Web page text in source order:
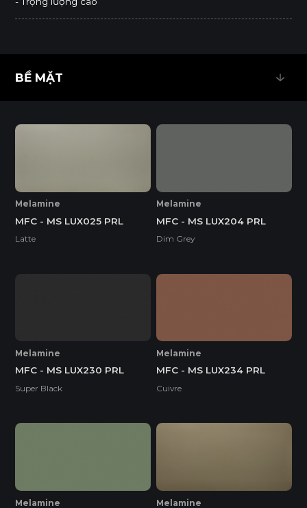
BỀ MẶT
Melamine
MFC - MS LUX025 PRL
Latte
Melamine
MFC - MS LUX204 PRL
Dim Grey
Melamine
MFC - MS LUX230 PRL
Super Black
Melamine
MFC - MS LUX234 PRL
Cuivre
Melamine Melamine